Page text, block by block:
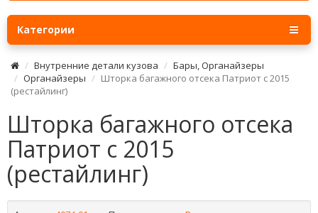
Категории
Внутренние детали кузова
Бары, Органайзеры
Органайзеры
Шторка багажного отсека Патриот с 2015
(рестайлинг)
Шторка багажного отсека
Патриот с 2015
(рестайлинг)